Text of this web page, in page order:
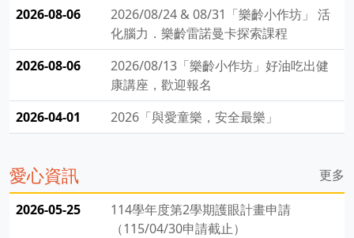
2026-08-06
2026/08/24 & 08/31「樂齡小作坊」 活
化腦力．樂齡雷諾曼卡探索課程
2026-08-06
2026/08/13「樂齡小作坊」好油吃出健
康講座，歡迎報名
2026-04-01
2026「與愛童樂，安全最樂」
愛心資訊
更多
2026-05-25
114學年度第2學期護眼計畫申請
（115/04/30申請截止）